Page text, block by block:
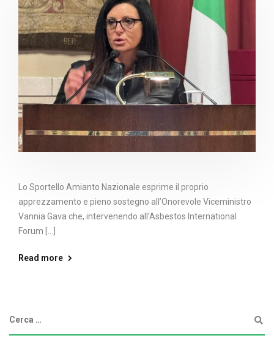
Lo Sportello Amianto Nazionale esprime il proprio
apprezzamento e pieno sostegno all’Onorevole Viceministro
Vannia Gava che, intervenendo all’Asbestos International
Forum [...]
Read more